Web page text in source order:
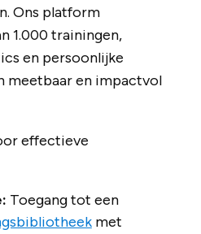
Ons platform
1.000 trainingen,
en persoonlijke
meetbaar en impactvol
effectieve
Toegang tot een
met